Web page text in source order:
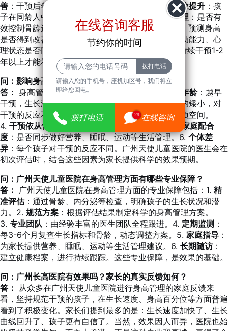
善 ：干预后年生长速度是否显着提升。2. 身高百分位提升 ：孩
子在同龄人中的相对位置是否稳步提高。3.
骨龄管理 ：是否有
效控制骨龄进展，延长生长周期。4.成年身高预测
：预测身高
是否得到改善。5.
整体健康：孩子的营养状况、运动能力、心
理状态是否同步改善。效果的显现需要时间，通常持续干预1-2
年以上才能看到显着变化。
问：影响身高管理效果的因素有哪些？
答： 身高管理效果受多重因素影响：1. 开始干预的年龄：越早
干预，生长潜力越大。2.病因类型：不同原因导致的矮小，对
干预的反应不同。3.骨龄情况
：骨骺闭合前才有干预空间。
4. 干预依从性 ：是否坚持规范干预和定期复查。5.
家庭配合
度 ：是否同步做好营养、睡眠、运动等生活管理。6. 个体差
异 ：每个孩子对干预的反应不同。广州天使儿童医院的医生会在
初次评估时，结合这些因素为家长提供科学的效果预期。
问：广州天使儿童医院在身高管理方面有哪些专业保障？
答： 广州天使儿童医院在身高管理方面的专业保障包括：1. 精
准评估：通过骨龄、内分泌等检查，明确孩子的生长状况和潜
力。2. 规范方案 ：根据评估结果制定科学的身高管理方案。
3. 专业团队 ：由经验丰富的医生团队全程跟进。4. 定期监测 ：
每3-6个月复查生长指标和骨龄，动态调整方案。5. 家庭指导 ：
为家长提供营养、睡眠、运动等生活管理建议。6. 长期随访：
建立健康档案，进行持续跟踪。这些专业保障，是效果的基础。
问：广州长高医院有效果吗？家长的真实反馈如何？
答： 从众多在广州天使儿童医院进行身高管理的家庭反馈来
看，坚持规范干预的孩子，在生长速度、身高百分位等方面普遍
看到了积极变化。家长们提到最多的是：生长速度加快了、生长
曲线回升了、孩子更有自信了。当然，效果因人而异，医院也始
在线咨询客服
节约你的时间
请输入您的手机号，座机加区号，我们将立
即给您回电。
拨打电话 29 在线咨询